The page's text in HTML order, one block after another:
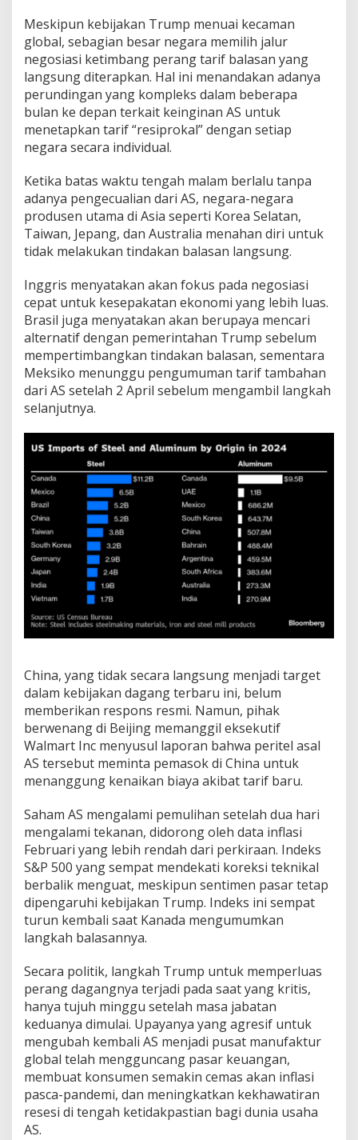
Meskipun kebijakan Trump menuai kecaman
global, sebagian besar negara memilih jalur
negosiasi ketimbang perang tarif balasan yang
langsung diterapkan. Hal ini menandakan adanya
perundingan yang kompleks dalam beberapa
bulan ke depan terkait keinginan AS untuk
menetapkan tarif “resiprokal” dengan setiap
negara secara individual.
Ketika batas waktu tengah malam berlalu tanpa
adanya pengecualian dari AS, negara-negara
produsen utama di Asia seperti Korea Selatan,
Taiwan, Jepang, dan Australia menahan diri untuk
tidak melakukan tindakan balasan langsung.
Inggris menyatakan akan fokus pada negosiasi
cepat untuk kesepakatan ekonomi yang lebih luas.
Brasil juga menyatakan akan berupaya mencari
alternatif dengan pemerintahan Trump sebelum
mempertimbangkan tindakan balasan, sementara
Meksiko menunggu pengumuman tarif tambahan
dari AS setelah 2 April sebelum mengambil langkah
selanjutnya.
China, yang tidak secara langsung menjadi target
dalam kebijakan dagang terbaru ini, belum
memberikan respons resmi. Namun, pihak
berwenang di Beijing memanggil eksekutif
Walmart Inc menyusul laporan bahwa peritel asal
AS tersebut meminta pemasok di China untuk
menanggung kenaikan biaya akibat tarif baru.
Saham AS mengalami pemulihan setelah dua hari
mengalami tekanan, didorong oleh data inflasi
Februari yang lebih rendah dari perkiraan. Indeks
S&P 500 yang sempat mendekati koreksi teknikal
berbalik menguat, meskipun sentimen pasar tetap
dipengaruhi kebijakan Trump. Indeks ini sempat
turun kembali saat Kanada mengumumkan
langkah balasannya.
Secara politik, langkah Trump untuk memperluas
perang dagangnya terjadi pada saat yang kritis,
hanya tujuh minggu setelah masa jabatan
keduanya dimulai. Upayanya yang agresif untuk
mengubah kembali AS menjadi pusat manufaktur
global telah mengguncang pasar keuangan,
membuat konsumen semakin cemas akan inflasi
pasca-pandemi, dan meningkatkan kekhawatiran
resesi di tengah ketidakpastian bagi dunia usaha
AS.